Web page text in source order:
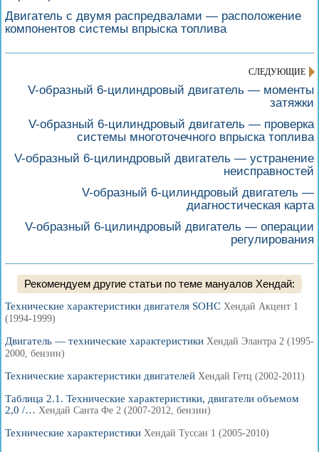
Двигатель с двумя распредвалами — расположение
компонентов системы впрыска топлива
СЛЕДУЮЩИЕ
V-образный 6-цилиндровый двигатель — моменты
затяжки
V-образный 6-цилиндровый двигатель — проверка
системы многоточечного впрыска топлива
V-образный 6-цилиндровый двигатель — устранение
неисправностей
V-образный 6-цилиндровый двигатель —
диагностическая карта
V-образный 6-цилиндровый двигатель — операции
регулирования
Рекомендуем другие статьи по теме мануалов Хендай:
Технические характеристики двигателя SOHC Хендай Акцент 1
(1994-1999)
Двигатель — технические характеристики Хендай Элантра 2 (1995-
2000, бензин)
Технические характеристики двигателей Хендай Гетц (2002-2011)
Таблица 2.1. Технические характеристики, двигатели объемом
2,0 /… Хендай Санта Фе 2 (2007-2012, бензин)
Технические характеристики Хендай Туссан 1 (2005-2010)